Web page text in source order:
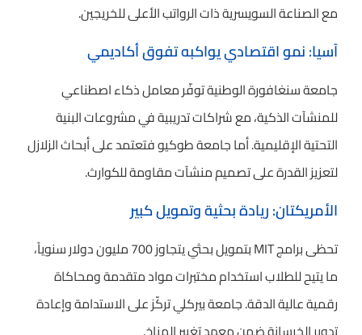
مع الصناعة السويسرية ذات الرواتب الأعلى للخريجين.
آسيا: نمو اقتصادي يواكبه تفوق أكاديمي
جامعة سنغافورة الوطنية توفّر معامل ذكاء اصطناعي
للمنشآت الذكية، مع شراكات تدريبية في مشروعات البنية
التحتية الإقليمية. أما جامعة طوكيو فتعتمد على أبحاث الزلازل
لتعزيز القدرة على تصميم منشآت مقاومة للكوارث.
الأمريكتان: ريادة بحثية وتمويل كبير
تحظى برامج MIT بتمويل بحثي يتجاوز 700 مليون دولار سنوياً،
ما يتيح للطلاب استخدام مختبرات مواد متقدمة ومحاكاة
رقمية عالية الدقة. جامعة بيركلي تركّز على الاستدامة وإعادة